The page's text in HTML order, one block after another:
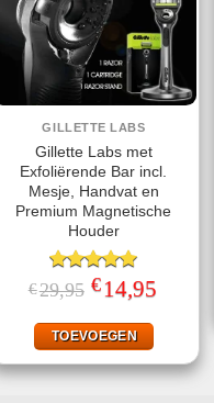
GILLETTE LABS
Gillette Labs met
Exfoliërende Bar incl.
Mesje, Handvat en
Premium Magnetische
Houder
Gewaardeerd
5.00uit 5
€29,95 Oorspronkelijke
prijs
€29,95.
€ 14,95
TOEVOEGEN